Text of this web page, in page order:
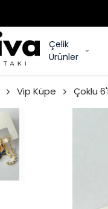
Çelik
Ürünler
Vip Küpe Çoklu